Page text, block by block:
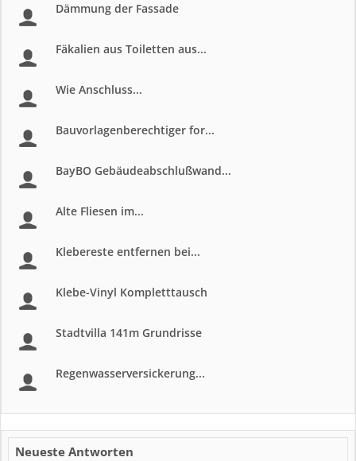
Dämmung der Fassade
Fäkalien aus Toiletten aus...
Wie Anschluss...
Bauvorlagenberechtiger for...
BayBO Gebäudeabschlußwand...
Alte Fliesen im...
Klebereste entfernen bei...
Klebe-Vinyl Kompletttausch
Stadtvilla 141m Grundrisse
Regenwasserversickerung...
Neueste Antworten